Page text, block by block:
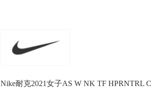
Nike耐克2021女子AS W NK TF HPRNTRL